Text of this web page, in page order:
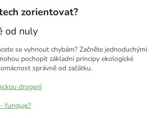
zorientovat?
od nuly
se vyhnout chybám? Začněte jednoduchými
pochopit základní principy ekologické
správně od začátku.
drogerií
funguje?